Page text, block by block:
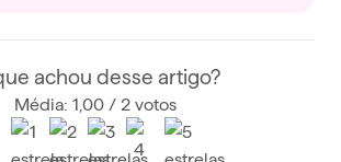
achou desse artigo?
Média: 1,00 / 2 votos